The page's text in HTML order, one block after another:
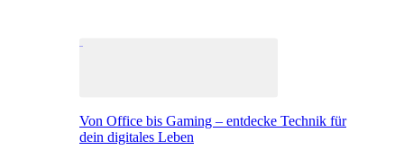
Von Office bis Gaming – entdecke Technik für
dein digitales Leben